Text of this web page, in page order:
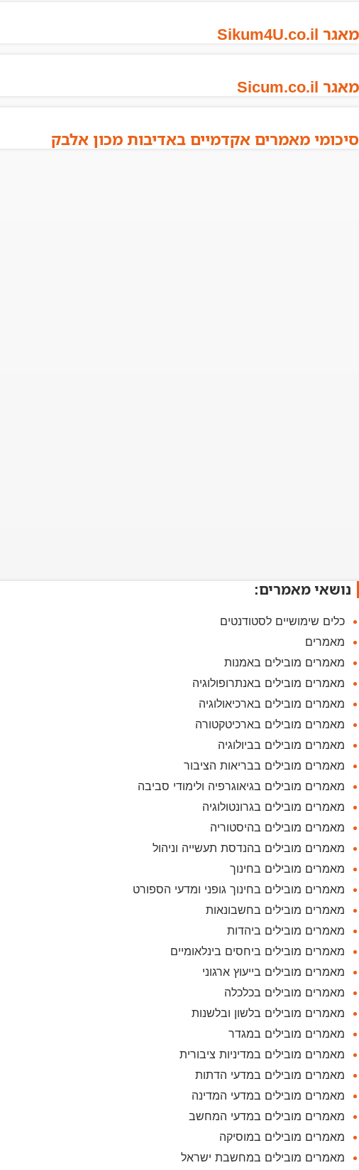
מאגר Sikum4U.co.il
מאגר Sicum.co.il
סיכומי מאמרים אקדמיים באדיבות מכון אלבק
נושאי מאמרים:
כלים שימושיים לסטודנטים
מאמרים
מאמרים מובילים באמנות
מאמרים מובילים באנתרופולוגיה
מאמרים מובילים בארכיאולוגיה
מאמרים מובילים בארכיטקטורה
מאמרים מובילים בביולוגיה
מאמרים מובילים בבריאות הציבור
מאמרים מובילים בגיאוגרפיה ולימודי סביבה
מאמרים מובילים בגרונטולוגיה
מאמרים מובילים בהיסטוריה
מאמרים מובילים בהנדסת תעשייה וניהול
מאמרים מובילים בחינוך
מאמרים מובילים בחינוך גופני ומדעי הספורט
מאמרים מובילים בחשבונאות
מאמרים מובילים ביהדות
מאמרים מובילים ביחסים בינלאומיים
מאמרים מובילים בייעוץ ארגוני
מאמרים מובילים בכלכלה
מאמרים מובילים בלשון ובלשנות
מאמרים מובילים במגדר
מאמרים מובילים במדיניות ציבורית
מאמרים מובילים במדעי הדתות
מאמרים מובילים במדעי המדינה
מאמרים מובילים במדעי המחשב
מאמרים מובילים במוסיקה
מאמרים מובילים במחשבת ישראל